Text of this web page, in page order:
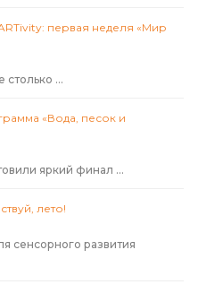
первая неделя «Мир
столько …
«Вода, песок и
яркий финал …
лето!
сенсорного развития